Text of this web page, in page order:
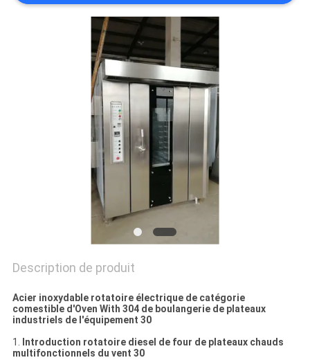
CONTACTER
NOUVELLES
DEMANDEZ
PRIVACY
POLICY
Description de produit
Acier inoxydable rotatoire électrique de catégorie
comestible d'Oven With 304 de boulangerie de plateaux
industriels de l'équipement 30
1. Introduction rotatoire diesel de four de plateaux chauds
multifonctionnels du vent 30